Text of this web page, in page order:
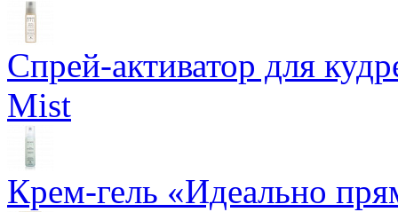
Спрей-активатор для
Mist
Крем-гель «Идеально